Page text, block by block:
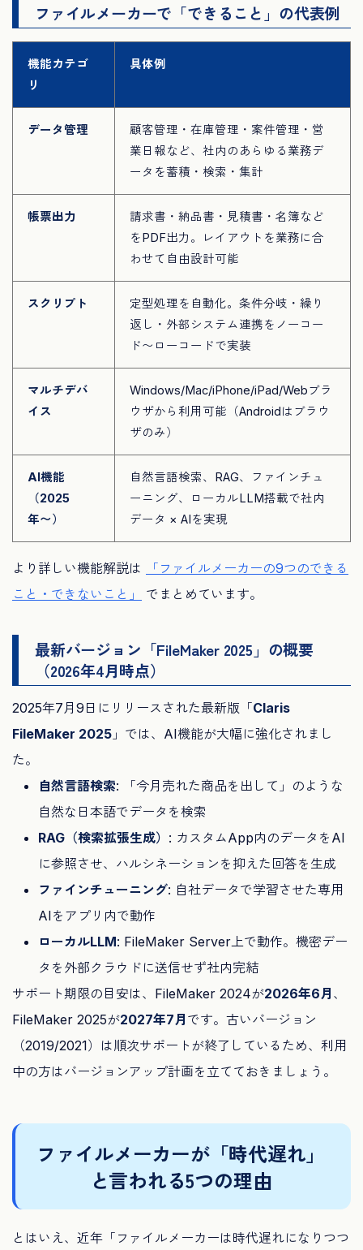
ファイルメーカーで「できること」の代表例
機能カテゴ
リ
具体例
データ管理
顧客管理・在庫管理・案件管理・営
業日報など、社内のあらゆる業務デ
ータを蓄積・検索・集計
帳票出力
請求書・納品書・見積書・名簿など
をPDF出力。レイアウトを業務に合
わせて自由設計可能
スクリプト
定型処理を自動化。条件分岐・繰り
返し・外部システム連携をノーコー
ド〜ローコードで実装
マルチデバ
イス
Windows/Mac/iPhone/iPad/Webブラ
ウザから利用可能（Androidはブラウ
ザのみ）
AI機能
（2025
年〜）
自然言語検索、RAG、ファインチュ
ーニング、ローカルLLM搭載で社内
データ × AIを実現
より詳しい機能解説は
「ファイルメーカーの9つのできる
こと・できないこと」
でまとめています。
最新バージョン「FileMaker 2025」の概要
（2026年4月時点）
2025年7月9日にリリースされた最新版「Claris
FileMaker 2025 」では、AI機能が大幅に強化されまし
た。
自然言語検索: 「今月売れた商品を出して」のような
自然な日本語でデータを検索
RAG（検索拡張生成） : カスタムApp内のデータをAI
に参照させ、ハルシネーションを抑えた回答を生成
ファインチューニング: 自社データで学習させた専用
AIをアプリ内で動作
ローカルLLM: FileMaker Server上で動作。機密デー
タを外部クラウドに送信せず社内完結
サポート期限の目安は、FileMaker 2024が2026年6月 、
FileMaker 2025が2027年7月 です。古いバージョン
（2019/2021）は順次サポートが終了しているため、利用
中の方はバージョンアップ計画を立てておきましょう。
ファイルメーカーが「時代遅れ」
と言われる5つの理由
とはいえ、近年「ファイルメーカーは時代遅れになりつつ